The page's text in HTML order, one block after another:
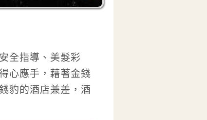
全指導、美髮彩
心應手，藉著金錢
豹的酒店兼差，酒